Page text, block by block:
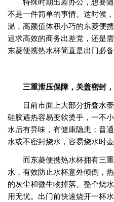
不是一件简单的事情。这时候
温，高颜值体积小巧的东菱便
追求高效的商务出差党，还是
东菱便携热水杯简直是出门必备
三重泄压保障，关盖密封
目前市面上大部分折叠水壶
硅胶遇热容易变软烫手，一不
水后有异味，有健康隐患；普
水或不密封烧水，容易烧水时
而东菱便携热水杯拥有三重
水，有效防止水杯意外倾倒，
的灰尘和微生物掉落。整个烧
用无忧。出门前快速烧开一杯